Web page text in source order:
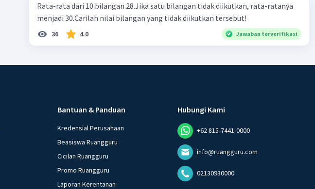
Rata-rata dari 10 bilangan 28.Jika satu bilangan tidak diikutkan, rata-ratanya
menjadi 30.Carilah nilai bilangan yang tidak diikutkan tersebut!
36 4.0 Jawaban terverifikasi
Bantuan & Panduan
Kredensial Perusahaan
Beasiswa Ruangguru
Cicilan Ruangguru
Promo Ruangguru
Laporan Kerentanan
Hubungi Kami
+62 815-7441-0000
info@ruangguru.com
02130930000